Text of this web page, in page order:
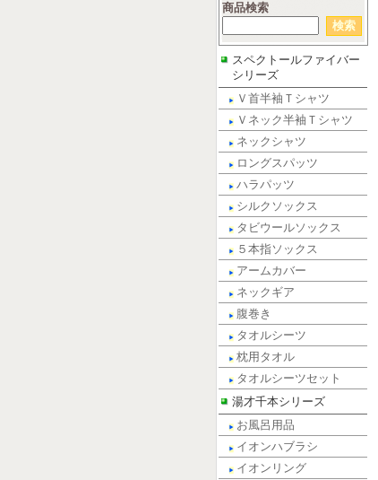
商品検索
スペクトールファイバー
シリーズ
Ｖ首半袖Ｔシャツ
Ｖネック半袖Ｔシャツ
ネックシャツ
ロングスパッツ
ハラパッツ
シルクソックス
タビウールソックス
５本指ソックス
アームカバー
ネックギア
腹巻き
タオルシーツ
枕用タオル
タオルシーツセット
湯才千本シリーズ
お風呂用品
イオンハブラシ
イオンリング